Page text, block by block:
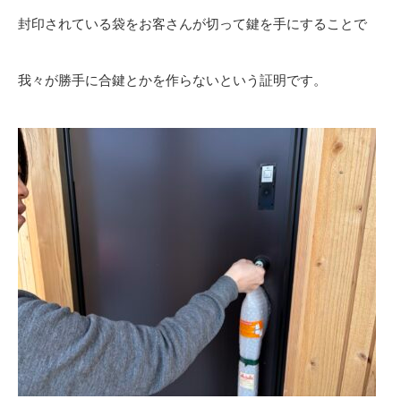
封印されている袋をお客さんが切って鍵を手にすることで
我々が勝手に合鍵とかを作らないという証明です。